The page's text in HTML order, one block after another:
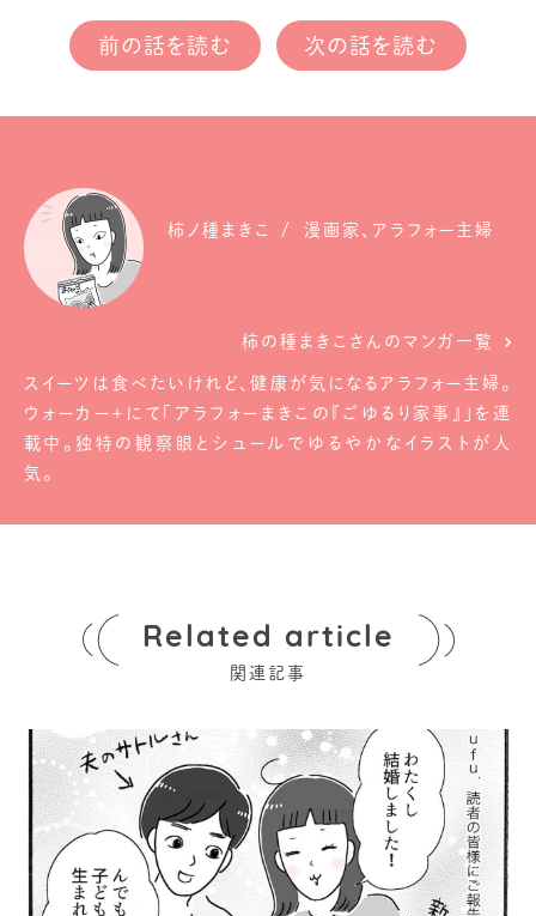
前の話を読む 次の話を読む
柿ノ種まきこ 漫画家、アラフォー主婦
柿の種まきこさんのマンガ一覧
スイーツは食べたいけれど、健康が気になるアラフォー主婦。
ウォーカー＋にて「アラフォーまきこの『ごゆるり家事』」を連
載中。独特の観察眼とシュールでゆるやかなイラストが人
気。
Related article
関連記事